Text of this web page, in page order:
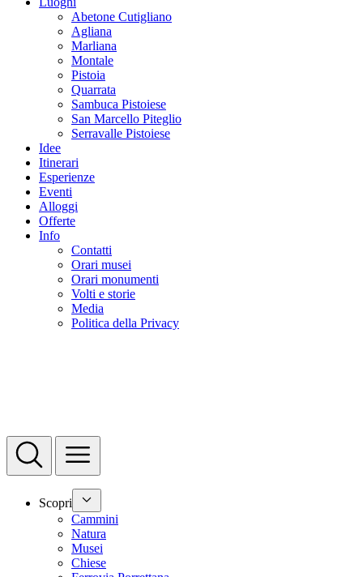
Abetone Cutigliano
Agliana
Marliana
Montale
Pistoia
Quarrata
Sambuca Pistoiese
San Marcello Piteglio
Serravalle Pistoiese
Idee
Itinerari
Esperienze
Eventi
Alloggi
Offerte
Info
Contatti
Orari musei
Orari monumenti
Volti e storie
Media
Politica della Privacy
Scopri
Cammini
Natura
Musei
Chiese